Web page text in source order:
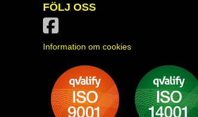
FÖLJ OSS
Information om cookies